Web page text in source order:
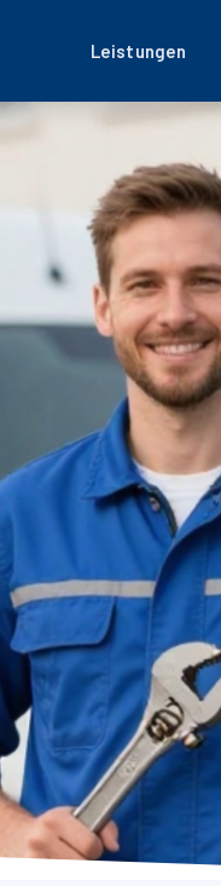
Leistungen